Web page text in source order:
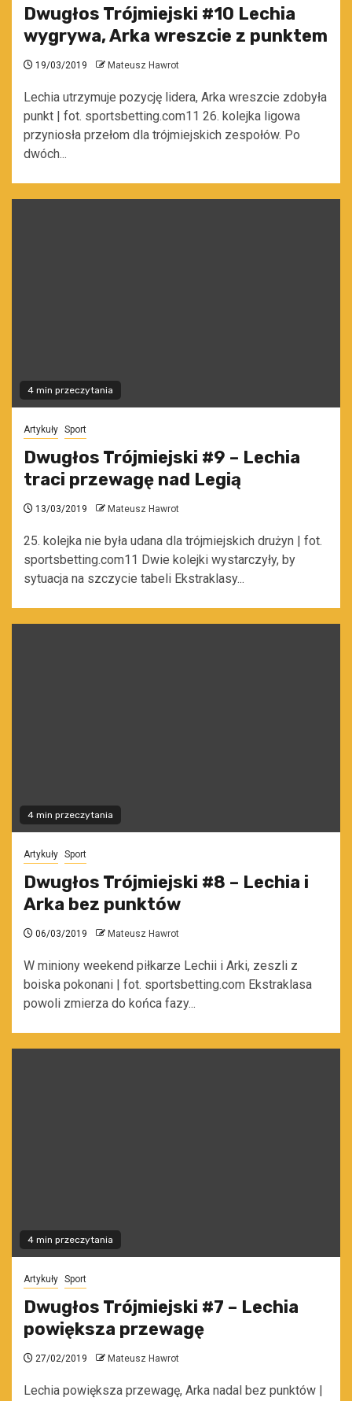
Dwugłos Trójmiejski #10 Lechia
wygrywa, Arka wreszcie z punktem
19/03/2019 Mateusz Hawrot
Lechia utrzymuje pozycję lidera, Arka wreszcie zdobyła
punkt | fot. sportsbetting.com11 26. kolejka ligowa
przyniosła przełom dla trójmiejskich zespołów. Po
dwóch...
4 min przeczytania
Artykuły Sport
Dwugłos Trójmiejski #9 – Lechia
traci przewagę nad Legią
13/03/2019 Mateusz Hawrot
25. kolejka nie była udana dla trójmiejskich drużyn | fot.
sportsbetting.com11 Dwie kolejki wystarczyły, by
sytuacja na szczycie tabeli Ekstraklasy...
4 min przeczytania
Artykuły Sport
Dwugłos Trójmiejski #8 – Lechia i
Arka bez punktów
06/03/2019 Mateusz Hawrot
W miniony weekend piłkarze Lechii i Arki, zeszli z
boiska pokonani | fot. sportsbetting.com Ekstraklasa
powoli zmierza do końca fazy...
4 min przeczytania
Artykuły Sport
Dwugłos Trójmiejski #7 – Lechia
powiększa przewagę
27/02/2019 Mateusz Hawrot
Lechia powiększa przewagę, Arka nadal bez punktów |